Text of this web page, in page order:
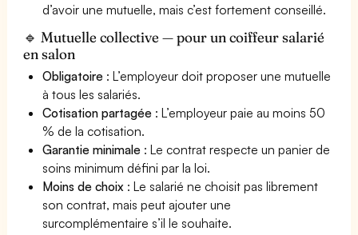
d’avoir une mutuelle, mais c’est fortement conseillé.
🔹 Mutuelle collective — pour un coiffeur salarié
en salon
Obligatoire : L’employeur doit proposer une mutuelle
à tous les salariés.
Cotisation partagée : L’employeur paie au moins 50
% de la cotisation.
Garantie minimale : Le contrat respecte un panier de
soins minimum défini par la loi.
Moins de choix : Le salarié ne choisit pas librement
son contrat, mais peut ajouter une
surcomplémentaire s’il le souhaite.